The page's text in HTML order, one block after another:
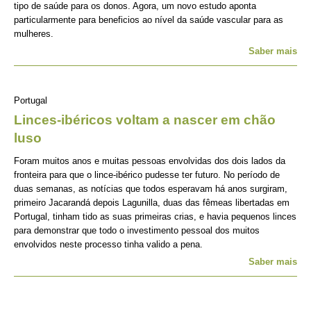
tipo de saúde para os donos. Agora, um novo estudo aponta
particularmente para beneficios ao nível da saúde vascular para as
mulheres.
Saber mais
Portugal
Linces-ibéricos voltam a nascer em chão
luso
Foram muitos anos e muitas pessoas envolvidas dos dois lados da
fronteira para que o lince-ibérico pudesse ter futuro. No período de
duas semanas, as notícias que todos esperavam há anos surgiram,
primeiro Jacarandá depois Lagunilla, duas das fêmeas libertadas em
Portugal, tinham tido as suas primeiras crias, e havia pequenos linces
para demonstrar que todo o investimento pessoal dos muitos
envolvidos neste processo tinha valido a pena.
Saber mais